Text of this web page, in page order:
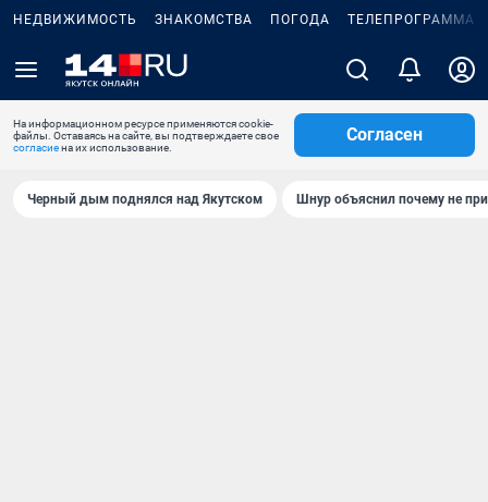
НЕДВИЖИМОСТЬ ЗНАКОМСТВА ПОГОДА ТЕЛЕПРОГРАММА
На информационном ресурсе применяются cookie-
файлы. Оставаясь на сайте, вы подтверждаете свое
согласиена их использование.
Согласен
Черный дым поднялся над Якутском Шнур объяснил почему не